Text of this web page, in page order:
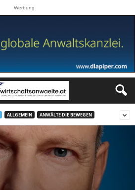
Werbung
ALLGEMEIN ANWÄLTE DIE BEWEGEN